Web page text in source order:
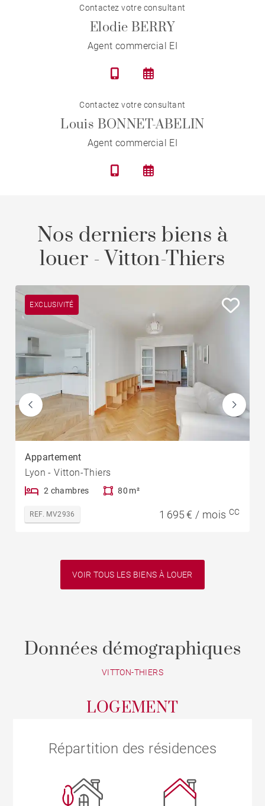
Contactez votre consultant
Elodie BERRY
Agent commercial EI
Contactez votre consultant
Louis BONNET-ABELIN
Agent commercial EI
Nos derniers biens à
louer - Vitton-Thiers
EXCLUSIVITÉ
Appartement
Lyon - Vitton-Thiers
2 chambres 80 m²
REF. MV2936 1 695 € / mois CC
VOIR TOUS LES BIENS À LOUER
Données démographiques
VITTON-THIERS
LOGEMENT
Répartition des résidences